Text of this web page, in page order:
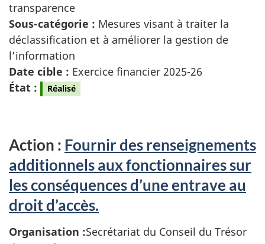
transparence
Sous-catégorie : Mesures visant à traiter la
déclassification et à améliorer la gestion de
l’information
Date cible : Exercice financier 2025-26
État :
Réalisé
Action : Fournir des renseignements
additionnels aux fonctionnaires sur
les conséquences d’une entrave au
droit d’accès.
Organisation :Secrétariat du Conseil du Trésor